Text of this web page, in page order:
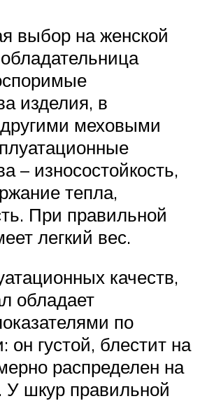
выбор на женской
изделия, в
меховыми
– износостойкость,
тепла,
При правильной
легкий вес.
качеств,
обладает
по
он густой, блестит на
распределен на
У шкур правильной